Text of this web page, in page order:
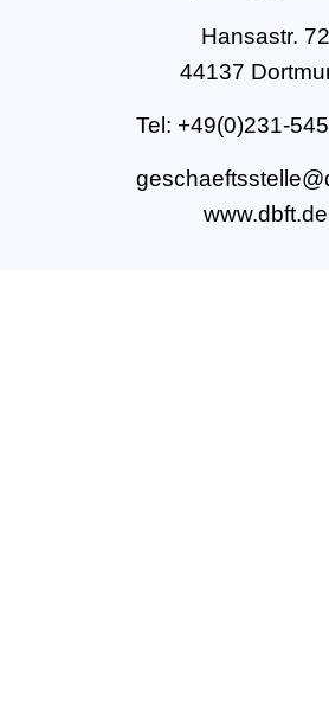
Hansastr. 72
44137
Tel: +49(0)231-
www.dbft.de